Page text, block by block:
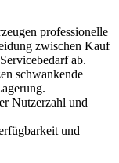
professionelle
zwischen Kauf
ab.
schwankende
Nutzerzahl und
und